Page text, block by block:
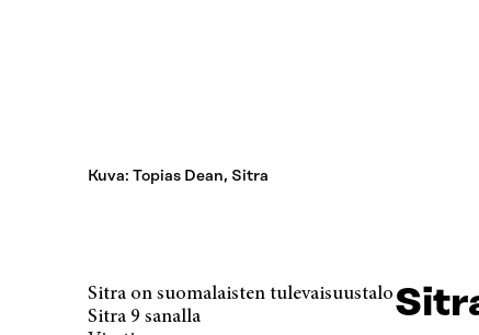
Kuva: Topias Dean, Sitra
Sitra on suomalaisten tulevaisuustalo
Sitra 9 sanalla